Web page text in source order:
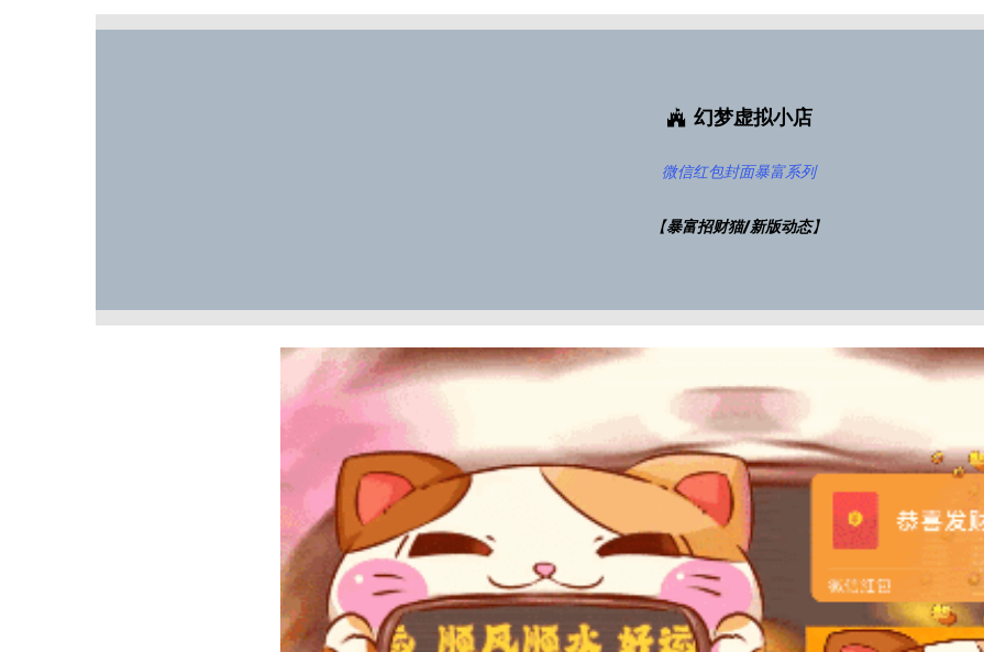
幻梦虚拟小店
微信红包封面暴富系列
【暴富招财猫/新版动态】